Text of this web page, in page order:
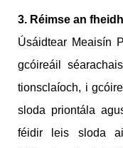
3. Réimse an
Úsáidtear Meaisín
gcóireáil
tionsclaíoch, i
sloda priontála
féidir leis sloda